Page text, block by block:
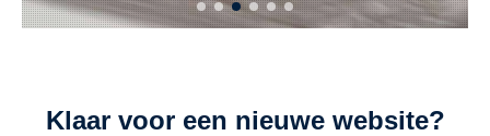
Klaar voor een nieuwe website?